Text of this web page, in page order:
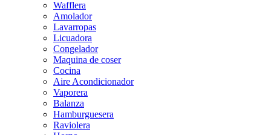
Wafflera
Amolador
Lavarropas
Licuadora
Congelador
Maquina de coser
Cocina
Aire Acondicionador
Vaporera
Balanza
Hamburguesera
Raviolera